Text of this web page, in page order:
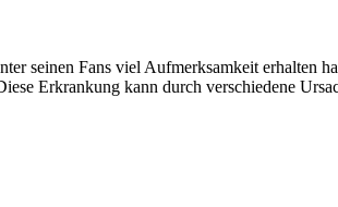
seinen Fans viel Aufmerksamkeit erhalten
Erkrankung kann durch verschiedene